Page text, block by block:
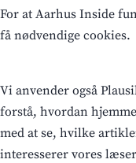
For at Aarhus Inside
få nødvendige cookies.
Vi anvender også
forstå, hvordan
med at se, hvilke
interesserer vores